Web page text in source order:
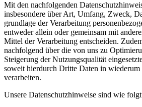
Mit den nachfol­genden
insbe­sondere über Art, Umfang, Zweck,
grundlage der Verar­beitung
entweder allein oder gemeinsam mit
Mittel der Verar­beitung entscheiden.
nachfolgend über die von uns zu
Steigerung der Nutzungs­qua­lität
soweit hierdurch Dritte Daten in
verar­beiten.
Unsere Daten­schutz­hin­weise sind wie